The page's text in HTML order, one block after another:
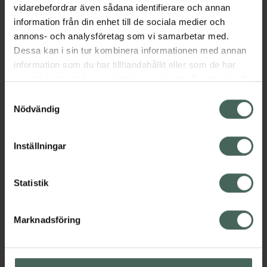
vidarebefordrar även sådana identifierare och annan
information från din enhet till de sociala medier och
annons- och analysföretag som vi samarbetar med.
Dessa kan i sin tur kombinera informationen med annan
information som du har tillhandahållit eller som de har
samlat in när du har använt deras tjänster. Samtycke till
återkalla ditt samtycke via webbplatsens
cookieinställningar. Ett återkallat samtycke påverkar inte
lagligheten av behandling som skett innan återkallelsen.
Nödvändig
Inställningar
Statistik
Marknadsföring
Jämförpris 139 kr/st
EAN: 07350083122100
Kategorier:
Amning och matningBarn och föräldrar
Innehåll Visa
Amning och matning
Barn och föräldrar
Barnbestick